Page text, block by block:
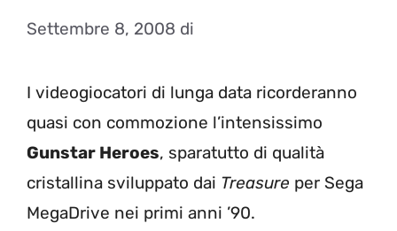
Settembre 8, 2008 di
I videogiocatori di lunga data ricorderanno
quasi con commozione l’intensissimo
Gunstar Heroes, sparatutto di qualità
cristallina sviluppato dai Treasure per Sega
MegaDrive nei primi anni ’90.